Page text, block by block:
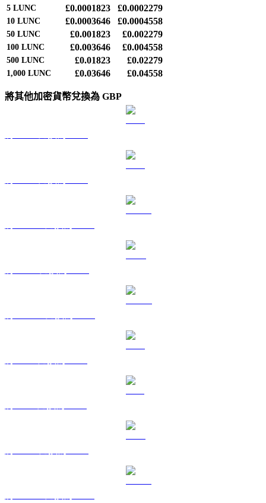
5 LUNC £0.0001823 £0.0002279
10 LUNC £0.0003646 £0.0004558
50 LUNC £0.001823 £0.002279
100 LUNC £0.003646 £0.004558
500 LUNC £0.01823 £0.02279
1,000 LUNC £0.03646 £0.04558
將其他加密貨幣兌換為 GBP